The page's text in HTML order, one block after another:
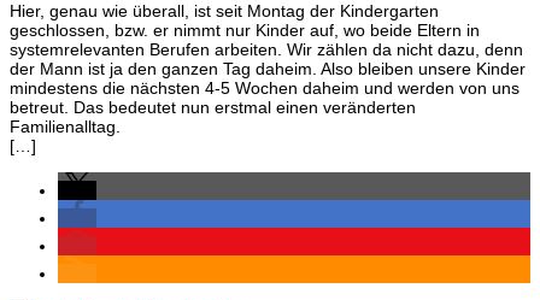
Hier, genau wie überall, ist seit Montag der Kindergarten
geschlossen, bzw. er nimmt nur Kinder auf, wo beide Eltern in
systemrelevanten Berufen arbeiten. Wir zählen da nicht dazu, denn
der Mann ist ja den ganzen Tag daheim. Also bleiben unsere Kinder
mindestens die nächsten 4-5 Wochen daheim und werden von uns
betreut. Das bedeutet nun erstmal einen veränderten
Familienalltag.
[…]